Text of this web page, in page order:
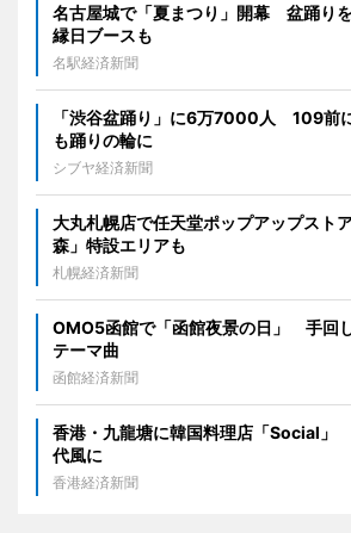
名古屋城で「夏まつり」開幕 盆踊り
縁日ブースも
名駅経済新聞
「渋谷盆踊り」に6万7000人 109前
も踊りの輪に
シブヤ経済新聞
大丸札幌店で任天堂ポップアップス
森」特設エリアも
札幌経済新聞
OMO5函館で「函館夜景の日」 手回
テーマ曲
函館経済新聞
香港・九龍塘に韓国料理店「Social」
代風に
香港経済新聞